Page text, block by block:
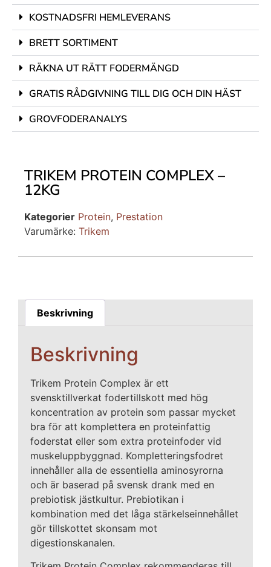
KOSTNADSFRI HEMLEVERANS
BRETT SORTIMENT
RÄKNA UT RÄTT FODERMÄNGD
GRATIS RÅDGIVNING TILL DIG OCH DIN HÄST
GROVFODERANALYS
TRIKEM PROTEIN COMPLEX –
12KG
Kategorier Protein, Prestation
Varumärke: Trikem
Beskrivning
Beskrivning
Trikem Protein Complex är ett
svensktillverkat fodertillskott med hög
koncentration av protein som passar mycket
bra för att komplettera en proteinfattig
foderstat eller som extra proteinfoder vid
muskeluppbyggnad. Kompletteringsfodret
innehåller alla de essentiella aminosyrorna
och är baserad på svensk drank med en
prebiotisk jästkultur. Prebiotikan i
kombination med det låga stärkelseinnehållet
gör tillskottet skonsam mot
digestionskanalen.